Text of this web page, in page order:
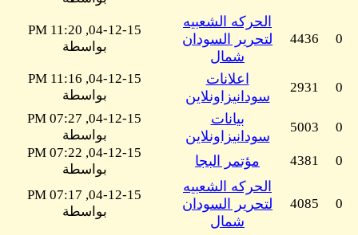
0
4436
الحركه الشعبيه
لتحرير السودان
شمال
04-12-15, 11:20 PM
بواسطة
0
2931
اعلانات
سودانيزاونلاين
04-12-15, 11:16 PM
بواسطة
0
5003
بيانات
سودانيزاونلاين
04-12-15, 07:27 PM
بواسطة
0
4381 مؤتمر البجا
04-12-15, 07:22 PM
بواسطة
0
4085
الحركه الشعبيه
لتحرير السودان
شمال
04-12-15, 07:17 PM
بواسطة